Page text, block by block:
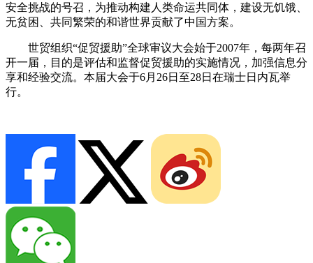
安全挑战的号召，为推动构建人类命运共同体，建设无饥饿、
无贫困、共同繁荣的和谐世界贡献了中国方案。
世贸组织“促贸援助”全球审议大会始于2007年，每两年召
开一届，目的是评估和监督促贸援助的实施情况，加强信息分
享和经验交流。本届大会于6月26日至28日在瑞士日内瓦举
行。